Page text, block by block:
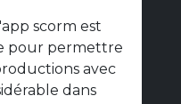
scorm est
pour permettre
avec
dans